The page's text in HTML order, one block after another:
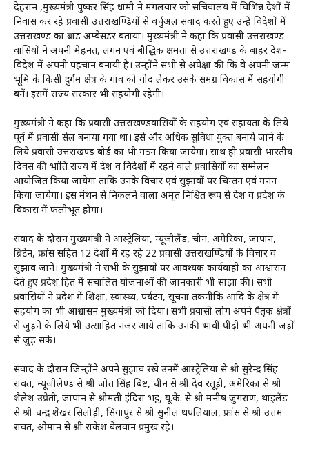
देहरादून ,मुख्यमंत्री पुष्कर सिंह धामी ने मंगलवार को सचिवालय में विभिन्न देशों में
निवास कर रहे प्रवासी उत्तराखण्डियों से वर्चुअल संवाद करते हुए उन्हें विदेशों में
उत्तराखण्ड का ब्रांड अम्बेसडर बताया। मुख्यमंत्री ने कहा कि प्रवासी उत्तराखण्ड
वासियों ने अपनी मेहनत, लगन एवं बौद्धिक क्षमता से उत्तराखण्ड के बाहर देश-
विदेश में अपनी पहचान बनायी है। उन्होंने सभी से अपेक्षा की कि वे अपनी जन्म
भूमि के किसी दुर्गम क्षेत्र के गांव को गोद लेकर उसके समग्र विकास में सहयोगी
बनें। इसमें राज्य सरकार भी सहयोगी रहेगी।
मुख्यमंत्री ने कहा कि प्रवासी उत्तराखण्डवासियों के सहयोग एवं सहायता के लिये
पूर्व में प्रवासी सेल बनाया गया था। इसे और अधिक सुविधा युक्त बनाये जाने के
लिये प्रवासी उत्तराखण्ड बोर्ड का भी गठन किया जायेगा। साथ ही प्रवासी भारतीय
दिवस की भांति राज्य में देश व विदेशों में रहने वाले प्रवासियों का सम्मेलन
आयोजित किया जायेगा ताकि उनके विचार एवं सुझावों पर चिन्तन एवं मनन
किया जायेगा। इस मंथन से निकलने वाला अमृत निश्चित रूप से देश व प्रदेश के
विकास में फलीभूत होगा।
संवाद के दौरान मुख्यमंत्री ने आस्ट्रेलिया, न्यूजीलैंड, चीन, अमेरिका, जापान,
ब्रिटेन, फ्रांस सहित 12 देशों में रह रहे 22 प्रवासी उत्तराखण्डियों के विचार व
सुझाव जाने। मुख्यमंत्री ने सभी के सुझावों पर आवश्यक कार्यवाही का आश्वासन
देते हुए प्रदेश हित में संचालित योजनाओं की जानकारी भी साझा की। सभी
प्रवासियों ने प्रदेश में शिक्षा, स्वास्थ्य, पर्यटन, सूचना तकनीकि आदि के क्षेत्र में
सहयोग का भी आश्वासन मुख्यमंत्री को दिया। सभी प्रवासी लोग अपने पैतृक क्षेत्रों
से जुड़ने के लिये भी उत्साहित नजर आये ताकि उनकी भावी पीढ़ी भी अपनी जड़ों
से जुड़ सके।
संवाद के दौरान जिन्होंने अपने सुझाव रखे उनमें आस्ट्रेलिया से श्री सुरेन्द्र सिंह
रावत, न्यूजीलेण्ड से श्री जोत सिंह बिष्ट, चीन से श्री देव रतूड़ी, अमेरिका से श्री
शैलेश उप्रेती, जापान से श्रीमती इंदिरा भट्ट, यू.के. से श्री मनीष जुगराण, थाइलेंड
से श्री चन्द्र शेखर सिलोड़ी, सिंगापुर से श्री सुनील थपलियाल, फ्रांस से श्री उत्तम
रावत, ओमान से श्री राकेश बेलवान प्रमुख रहे।